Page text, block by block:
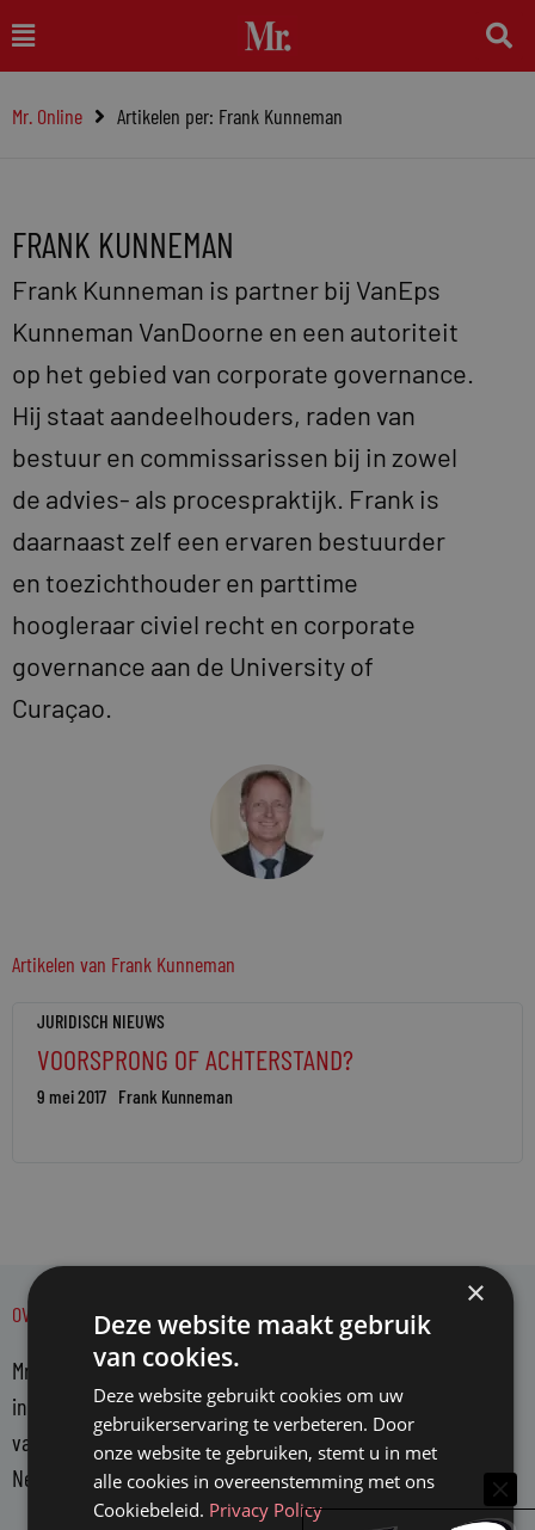
naar
inhoud
Main
Menu
Mr. Online Artikelen per: Frank Kunneman
FRANK KUNNEMAN
Frank Kunneman is partner bij VanEps
Kunneman VanDoorne en een autoriteit
op het gebied van corporate governance.
Hij staat aandeelhouders, raden van
bestuur en commissarissen bij in zowel
de advies- als procespraktijk. Frank is
daarnaast zelf een ervaren bestuurder
en toezichthouder en parttime
hoogleraar civiel recht en corporate
governance aan de University of
Curaçao.
Artikelen van Frank Kunneman
JURIDISCH NIEUWS
VOORSPRONG OF ACHTERSTAND?
9 mei 2017 Frank Kunneman
OVER MR.
Mr. is hét platform voor juristen. Mr. bericht over actuele zaken
in de juridische wereld en belicht en becommentarieert deze
vanuit een onafhankelijke positie. Mr. richt zich op alle in
Nederland actieve juristen en WO-rechtenstudenten.
×
Deze website maakt gebruik
van cookies.
Deze website gebruikt cookies om uw
gebruikerservaring te verbeteren. Door
onze website te gebruiken, stemt u in met
alle cookies in overeenstemming met ons
Cookiebeleid. Privacy Policy